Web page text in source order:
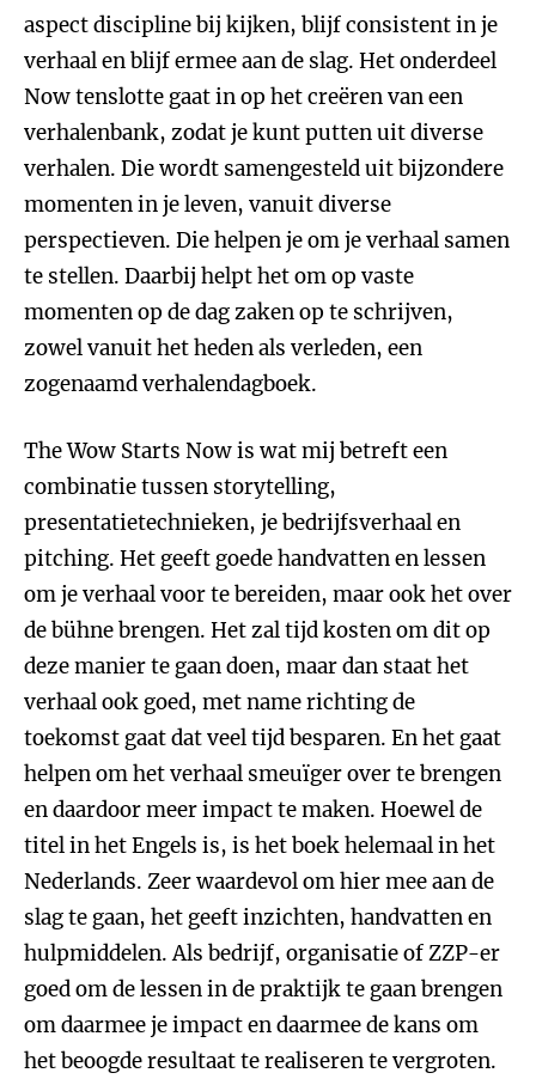
aspect discipline bij kijken, blijf consistent in je
verhaal en blijf ermee aan de slag. Het onderdeel
Now tenslotte gaat in op het creëren van een
verhalenbank, zodat je kunt putten uit diverse
verhalen. Die wordt samengesteld uit bijzondere
momenten in je leven, vanuit diverse
perspectieven. Die helpen je om je verhaal samen
te stellen. Daarbij helpt het om op vaste
momenten op de dag zaken op te schrijven,
zowel vanuit het heden als verleden, een
zogenaamd verhalendagboek.
The Wow Starts Now is wat mij betreft een
combinatie tussen storytelling,
presentatietechnieken, je bedrijfsverhaal en
pitching. Het geeft goede handvatten en lessen
om je verhaal voor te bereiden, maar ook het over
de bühne brengen. Het zal tijd kosten om dit op
deze manier te gaan doen, maar dan staat het
verhaal ook goed, met name richting de
toekomst gaat dat veel tijd besparen. En het gaat
helpen om het verhaal smeuïger over te brengen
en daardoor meer impact te maken. Hoewel de
titel in het Engels is, is het boek helemaal in het
Nederlands. Zeer waardevol om hier mee aan de
slag te gaan, het geeft inzichten, handvatten en
hulpmiddelen. Als bedrijf, organisatie of ZZP-er
goed om de lessen in de praktijk te gaan brengen
om daarmee je impact en daarmee de kans om
het beoogde resultaat te realiseren te vergroten.